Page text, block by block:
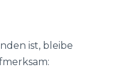
ist, bleibe